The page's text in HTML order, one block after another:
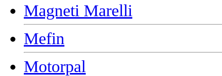
Magneti Marelli
Mefin
Motorpal